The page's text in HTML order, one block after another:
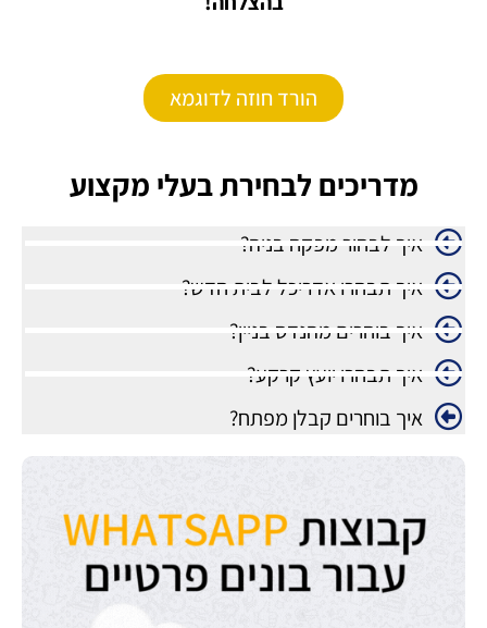
הורד חוזה לדוגמא
מדריכים לבחירת בעלי מקצוע
איך לבחור מפקח בניה?
איך תבחרו אדריכל לבית חדש?
איך בוחרים מהנדס בניין?
איך תבחרו יועץ קרקע?
איך בוחרים קבלן מפתח?